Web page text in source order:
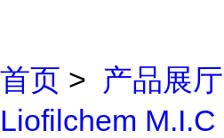
首页 > 产品展厅
Liofilchem M.I.C